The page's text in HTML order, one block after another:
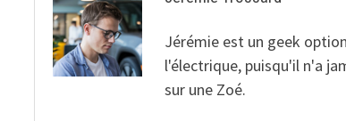
Jérémie est un geek
l'électrique, puisqu'il n'a
sur une Zoé.